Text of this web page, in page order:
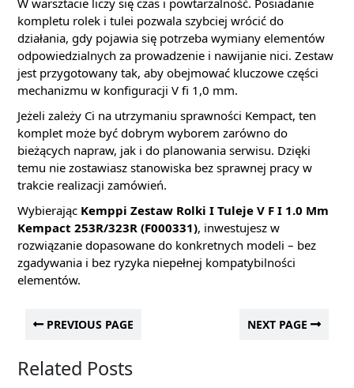
kompletu rolek i tulei pozwala szybciej wrócić do
działania, gdy pojawia się potrzeba wymiany elementów
odpowiedzialnych za prowadzenie i nawijanie nici. Zestaw
jest przygotowany tak, aby obejmować kluczowe części
mechanizmu w konfiguracji V fi 1,0 mm.
Jeżeli zależy Ci na utrzymaniu sprawności Kempact, ten
komplet może być dobrym wyborem zarówno do
bieżących napraw, jak i do planowania serwisu. Dzięki
temu nie zostawiasz stanowiska bez sprawnej pracy w
trakcie realizacji zamówień.
Wybierając Kemppi Zestaw Rolki I Tuleje V F I 1.0 Mm
Kempact 253R/323R (F000331), inwestujesz w
rozwiązanie dopasowane do konkretnych modeli – bez
zgadywania i bez ryzyka niepełnej kompatybilności
elementów.
PREVIOUS PAGE NEXT PAGE
Related Posts